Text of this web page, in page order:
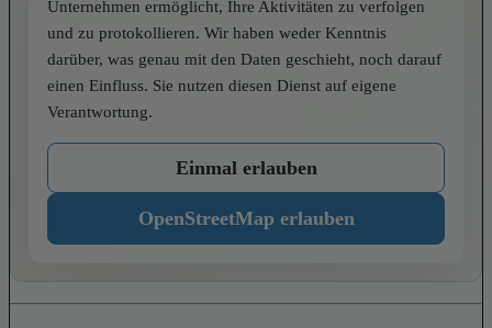
Unternehmen ermöglicht, Ihre Aktivitäten zu verfolgen
und zu protokollieren. Wir haben weder Kenntnis
darüber, was genau mit den Daten geschieht, noch darauf
einen Einfluss. Sie nutzen diesen Dienst auf eigene
Verantwortung.
Einmal erlauben
OpenStreetMap erlauben